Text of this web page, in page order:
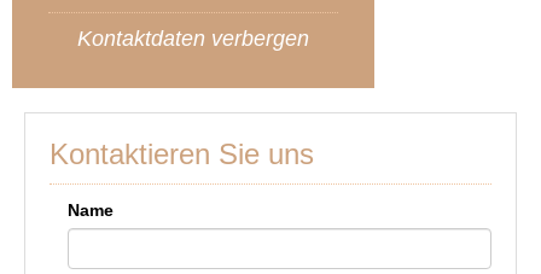
Kontaktdaten verbergen
Kontaktieren Sie uns
Name